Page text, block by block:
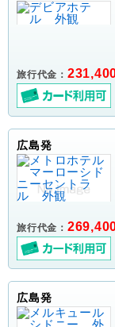
旅行代金：
広島発
旅行代金：
広島発